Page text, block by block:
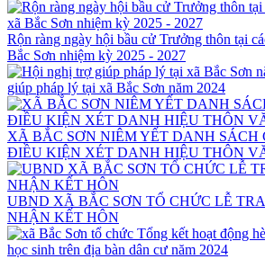
Rộn ràng ngày hội bầu cử Trưởng thôn tại
Bắc Sơn nhiệm kỳ 2025 - 2027
giúp pháp lý tại xã Bắc Sơn năm 2024
XÃ BẮC SƠN NIÊM YẾT DANH
ĐIỀU KIỆN XÉT DANH HIỆU THÔN
UBND XÃ BẮC SƠN TỔ CHỨC LỄ
NHẬN KẾT HÔN